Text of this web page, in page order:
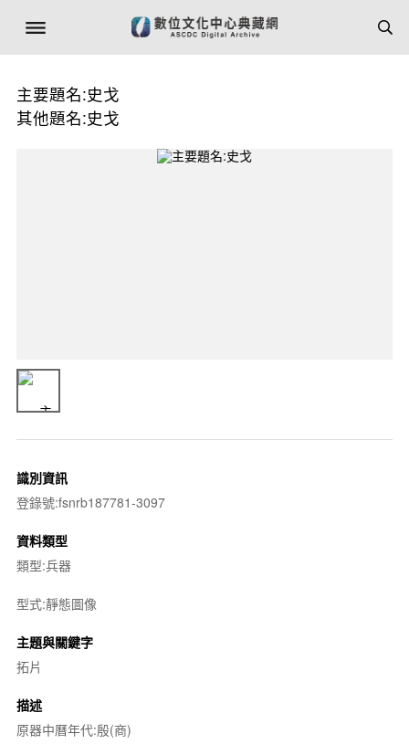
主要題名:史戈
其他題名:史戈
識別資訊
登錄號:fsnrb187781-3097
資料類型
類型:兵器
型式:靜態圖像
主題與關鍵字
拓片
描述
原器中曆年代:殷(商)